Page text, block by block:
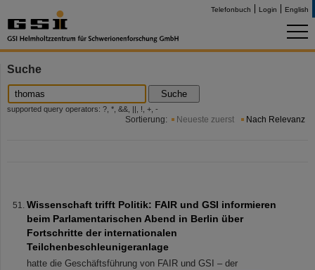
Telefonbuch Login English
Suche
Suche
supported query operators: ?, *, &&, ||, !, +, -
Sortierung: Neueste zuerst Nach Relevanz
Wissenschaft trifft Politik: FAIR und GSI informieren
beim Parlamentarischen Abend in Berlin über
Fortschritte der internationalen
Teilchenbeschleunigeranlage
hatte die Geschäftsführung von FAIR und GSI – der